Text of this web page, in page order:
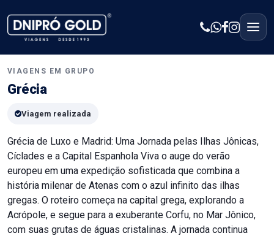
VIAGENS EM GRUPO
Grécia
Viagem realizada
Grécia de Luxo e Madrid: Uma Jornada pelas Ilhas Jônicas,
Cíclades e a Capital Espanhola Viva o auge do verão
europeu em uma expedição sofisticada que combina a
história milenar de Atenas com o azul infinito das ilhas
gregas. O roteiro começa na capital grega, explorando a
Acrópole, e segue para a exuberante Corfu, no Mar Jônico,
com suas grutas de águas cristalinas. A jornada continua